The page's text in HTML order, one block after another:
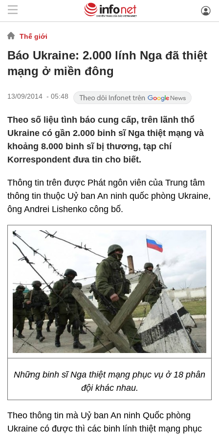
Thế giới
Báo Ukraine: 2.000 lính Nga đã thiệt
mạng ở miền đông
13/09/2014 - 05:48
Theo số liệu tình báo cung cấp, trên lãnh thổ
Ukraine có gần 2.000 binh sĩ Nga thiệt mạng và
khoảng 8.000 binh sĩ bị thương, tạp chí
Korrespondent đưa tin cho biết.
Thông tin trên được Phát ngôn viên của Trung tâm
thông tin thuộc Uỷ ban An ninh quốc phòng Ukraine,
ông Andrei Lishenko công bố.
Những binh sĩ Nga thiệt mạng phục vụ ở 18 phân
đội khác nhau.
Theo thông tin mà Uỷ ban An ninh Quốc phòng
Ukraine có được thì các binh lính thiệt mạng phục